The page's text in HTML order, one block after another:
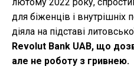
для біженців і внутрішніх
діяла на підставі
Revolut Bank UAB, що
але не роботу з гривнею.